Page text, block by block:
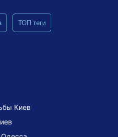
ТОП теги
Киев